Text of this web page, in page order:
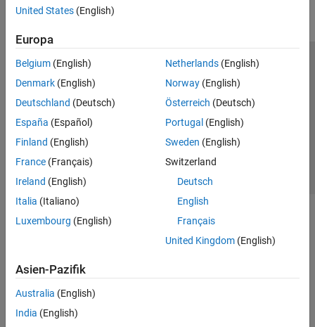
United States (English)
Europa
Belgium (English)
Denmark (English)
Deutschland (Deutsch)
España (Español)
Finland (English)
France (Français)
Ireland (English)
Italia (Italiano)
Luxembourg (English)
Netherlands(English)
Norway(English)
Österreich (Deutsch)
Portugal (English)
Sweden (English)
Switzerland
Deutsch
English
Français
United Kingdom(English)
Asien-Pazifik
Australia (English)
India (English)
Trust Center
Datenschutz-Richtlinien
Datendiebstahl verhindern
Status von Anwendungen
© 1994-2026 The MathWorks, Inc.
Website auswählen
Deutschland